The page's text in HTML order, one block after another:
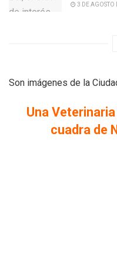
3 DE AGOSTO
Son imágenes de la
Una
cuadra de